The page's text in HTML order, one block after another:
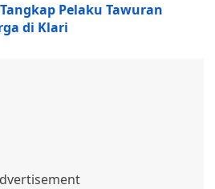
Pelaku Tawuran
di Klari